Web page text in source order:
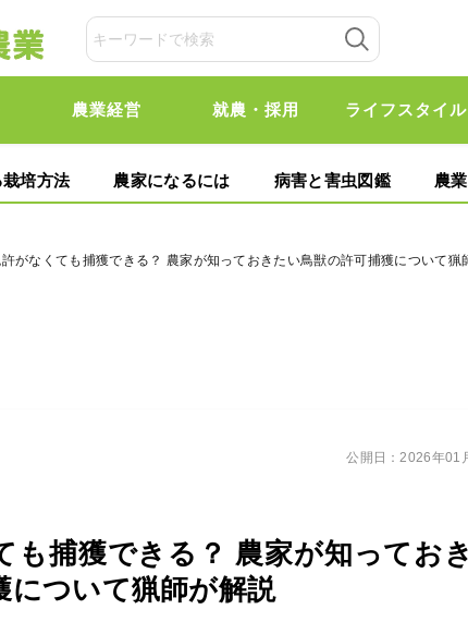
農業経営 就農・採用 ライフスタイル
培方法 農家になるには 病害と害虫図鑑 農
がなくても捕獲できる？ 農家が知っておきたい鳥獣の許可捕獲について猟
も捕獲できる？ 農家が知ってお
について猟師が解説
公開日：2026年01